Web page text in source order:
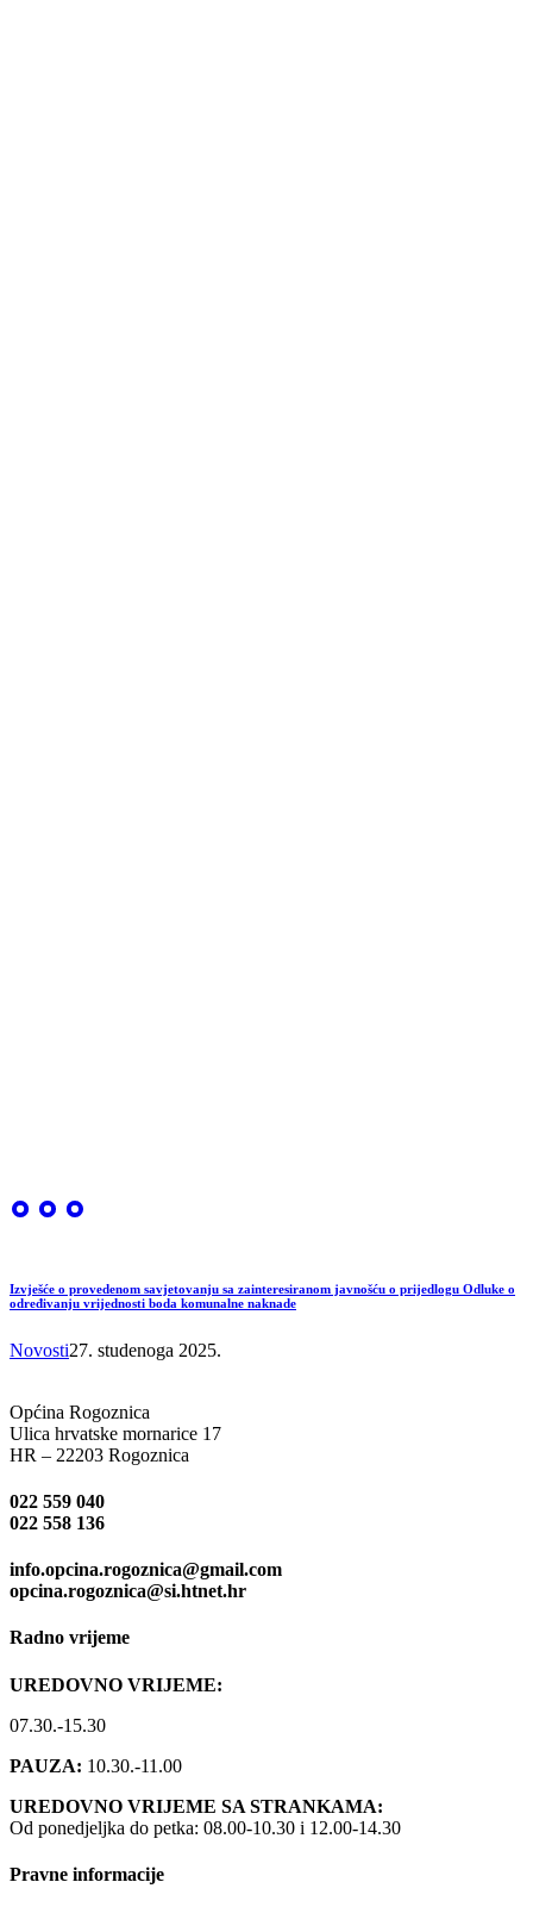
Izvješće o provedenom savjetovanju sa zainteresiranom javnošću o prijedlogu Odluke o
određivanju vrijednosti boda komunalne naknade
Novosti27. studenoga 2025.
Općina Rogoznica
Ulica hrvatske mornarice 17
HR – 22203 Rogoznica
022 559 040
022 558 136
info.opcina.rogoznica@gmail.com
opcina.rogoznica@si.htnet.hr
Radno vrijeme
UREDOVNO VRIJEME:
07.30.-15.30
PAUZA: 10.30.-11.00
UREDOVNO VRIJEME SA STRANKAMA:
Od ponedjeljka do petka: 08.00-10.30 i 12.00-14.30
Pravne informacije